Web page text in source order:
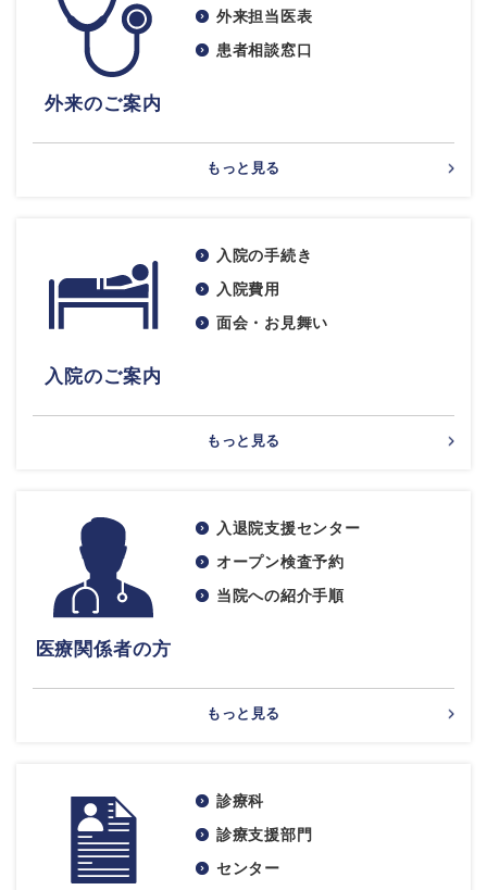
外来のご案内
外来担当医表
患者相談窓口
もっと見る
入院のご案内
入院の手続き
入院費用
面会・お見舞い
もっと見る
医療関係者の方
入退院支援センター
オープン検査予約
当院への紹介手順
もっと見る
診療科
診療支援部門
センター